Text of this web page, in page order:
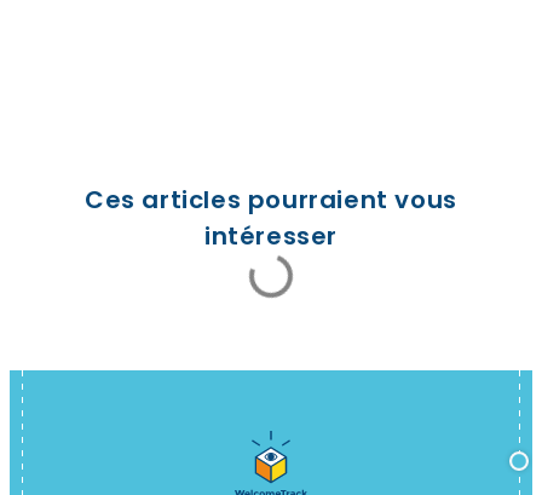
Ces articles pourraient vous
intéresser